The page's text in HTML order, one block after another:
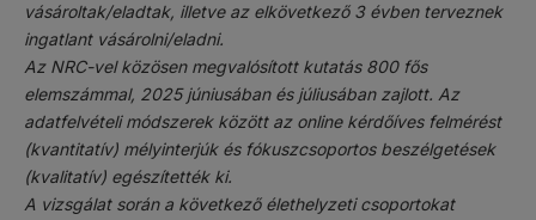
vásároltak/eladtak, illetve az elkövetkező 3 évben terveznek
ingatlant vásárolni/eladni.
Az NRC-vel közösen megvalósított kutatás 800 fős
elemszámmal, 2025 júniusában és júliusában zajlott. Az
adatfelvételi módszerek között az online kérdőíves felmérést
(kvantitatív) mélyinterjúk és fókuszcsoportos beszélgetések
(kvalitatív) egészítették ki.
A vizsgálat során a következő élethelyzeti csoportokat